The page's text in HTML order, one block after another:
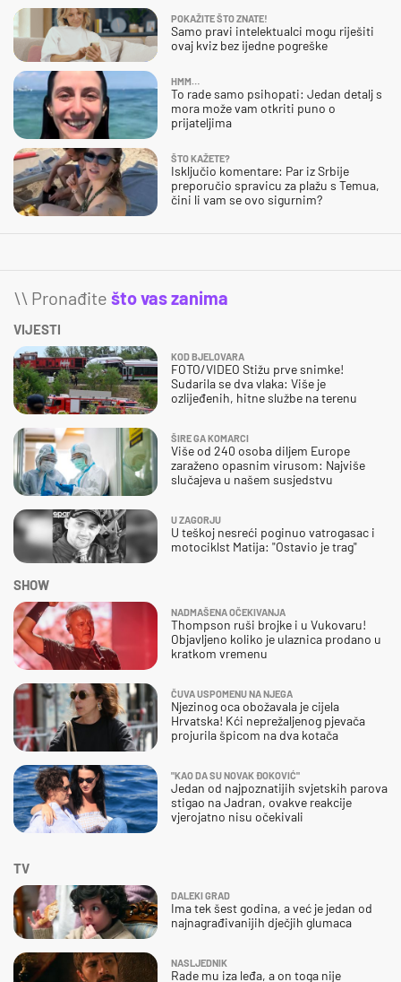
POKAŽITE ŠTO ZNATE!
Samo pravi intelektualci mogu riješiti
ovaj kviz bez ijedne pogreške
HMM…
To rade samo psihopati: Jedan detalj s
mora može vam otkriti puno o
prijateljima
ŠTO KAŽETE?
Isključio komentare: Par iz Srbije
preporučio spravicu za plažu s Temua,
čini li vam se ovo sigurnim?
\\ Pronađite što vas zanima
VIJESTI
KOD BJELOVARA
FOTO/VIDEO Stižu prve snimke!
Sudarila se dva vlaka: Više je
ozlijeđenih, hitne službe na terenu
ŠIRE GA KOMARCI
Više od 240 osoba diljem Europe
zaraženo opasnim virusom: Najviše
slučajeva u našem susjedstvu
U ZAGORJU
U teškoj nesreći poginuo vatrogasac i
motociklst Matija: "Ostavio je trag"
SHOW
NADMAŠENA OČEKIVANJA
Thompson ruši brojke i u Vukovaru!
Objavljeno koliko je ulaznica prodano u
kratkom vremenu
ČUVA USPOMENU NA NJEGA
Njezinog oca obožavala je cijela
Hrvatska! Kći neprežaljenog pjevača
projurila špicom na dva kotača
"KAO DA SU NOVAK ĐOKOVIĆ"
Jedan od najpoznatijih svjetskih parova
stigao na Jadran, ovakve reakcije
vjerojatno nisu očekivali
TV
DALEKI GRAD
Ima tek šest godina, a već je jedan od
najnagrađivanijih dječjih glumaca
NASLJEDNIK
Rade mu iza leđa, a on toga nije